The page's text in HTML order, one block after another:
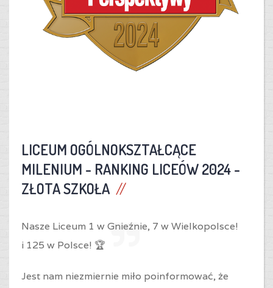
LICEUM OGÓLNOKSZTAŁCĄCE
MILENIUM - RANKING LICEÓW 2024 -
ZŁOTA SZKOŁA
Nasze Liceum 1 w Gnieźnie, 7 w Wielkopolsce!
i 125 w Polsce! 🏆
Jest nam niezmiernie miło poinformować, że